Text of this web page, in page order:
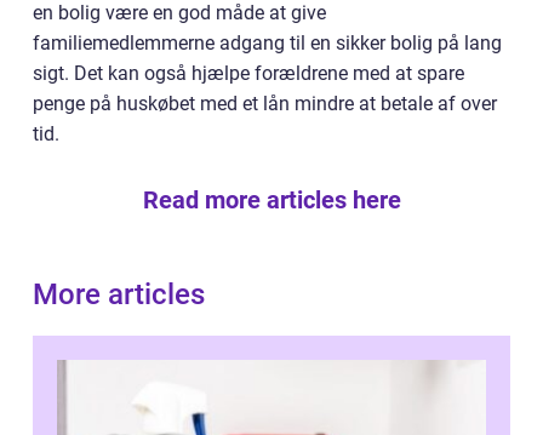
en bolig være en god måde at give
familiemedlemmerne adgang til en sikker bolig på lang
sigt. Det kan også hjælpe forældrene med at spare
penge på huskøbet med et lån mindre at betale af over
tid.
Read more articles here
More articles